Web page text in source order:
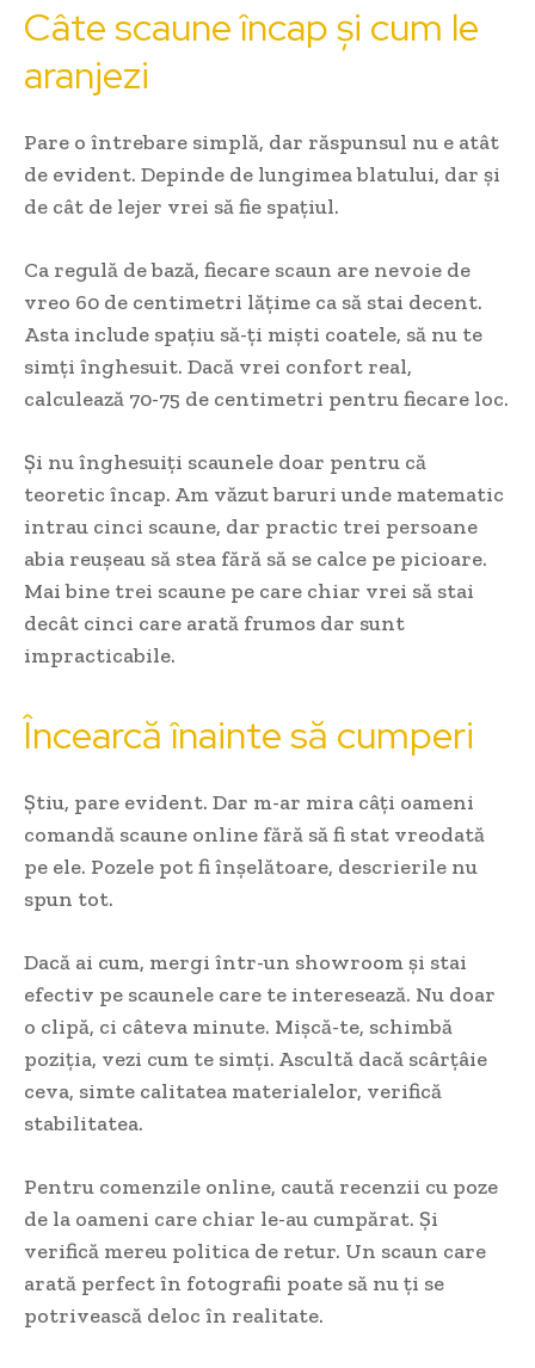
Câte scaune încap și cum le
aranjezi
Pare o întrebare simplă, dar răspunsul nu e atât
de evident. Depinde de lungimea blatului, dar și
de cât de lejer vrei să fie spațiul.
Ca regulă de bază, fiecare scaun are nevoie de
vreo 60 de centimetri lățime ca să stai decent.
Asta include spațiu să-ți miști coatele, să nu te
simți înghesuit. Dacă vrei confort real,
calculează 70-75 de centimetri pentru fiecare loc.
Și nu înghesuiți scaunele doar pentru că
teoretic încap. Am văzut baruri unde matematic
intrau cinci scaune, dar practic trei persoane
abia reușeau să stea fără să se calce pe picioare.
Mai bine trei scaune pe care chiar vrei să stai
decât cinci care arată frumos dar sunt
impracticabile.
Încearcă înainte să cumperi
Știu, pare evident. Dar m-ar mira câți oameni
comandă scaune online fără să fi stat vreodată
pe ele. Pozele pot fi înșelătoare, descrierile nu
spun tot.
Dacă ai cum, mergi într-un showroom și stai
efectiv pe scaunele care te interesează. Nu doar
o clipă, ci câteva minute. Mișcă-te, schimbă
poziția, vezi cum te simți. Ascultă dacă scârțâie
ceva, simte calitatea materialelor, verifică
stabilitatea.
Pentru comenzile online, caută recenzii cu poze
de la oameni care chiar le-au cumpărat. Și
verifică mereu politica de retur. Un scaun care
arată perfect în fotografii poate să nu ți se
potrivească deloc în realitate.